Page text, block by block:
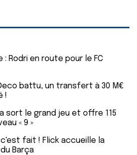
Rodri en route pour le FC
battu, un transfert à 30 M€
!
sort le grand jeu et offre 115
« 9 »
c'est fait ! Flick accueille la
Barça